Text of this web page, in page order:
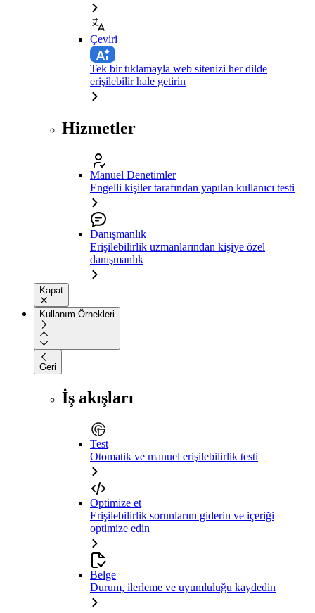
Çeviri
Tek bir tıklamayla web sitenizi her dilde
erişilebilir hale getirin
Hizmetler
Manuel Denetimler
Engelli kişiler tarafından yapılan kullanıcı testi
Danışmanlık
Erişilebilirlik uzmanlarından kişiye özel
danışmanlık
Kapat
Kullanım Örnekleri
Geri
İş akışları
Test
Otomatik ve manuel erişilebilirlik testi
Optimize et
Erişilebilirlik sorunlarını giderin ve içeriği
optimize edin
Belge
Durum, ilerleme ve uyumluluğu kaydedin